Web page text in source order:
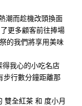
潮而趁機改頭換面
更多顧客前往捧場
的我們將享用美味
我心的小吃名店
步行數分鐘距離那
雙全紅茶 和 度小月